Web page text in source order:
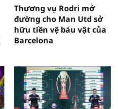
Thương vụ Rodri mở
đường cho Man Utd sở
hữu tiền vệ báu vật của
Barcelona